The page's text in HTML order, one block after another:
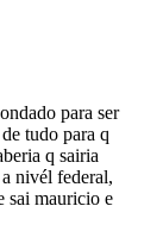
para ser
tudo para q
q sairia
nivél federal,
sai mauricio e